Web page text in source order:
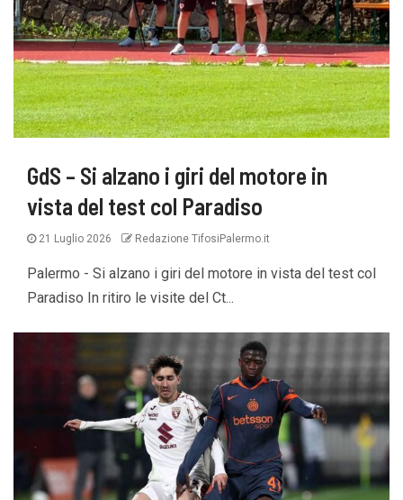
GdS – Si alzano i giri del motore in
vista del test col Paradiso
21 Luglio 2026 Redazione TifosiPalermo.it
Palermo - Si alzano i giri del motore in vista del test col
Paradiso In ritiro le visite del Ct...